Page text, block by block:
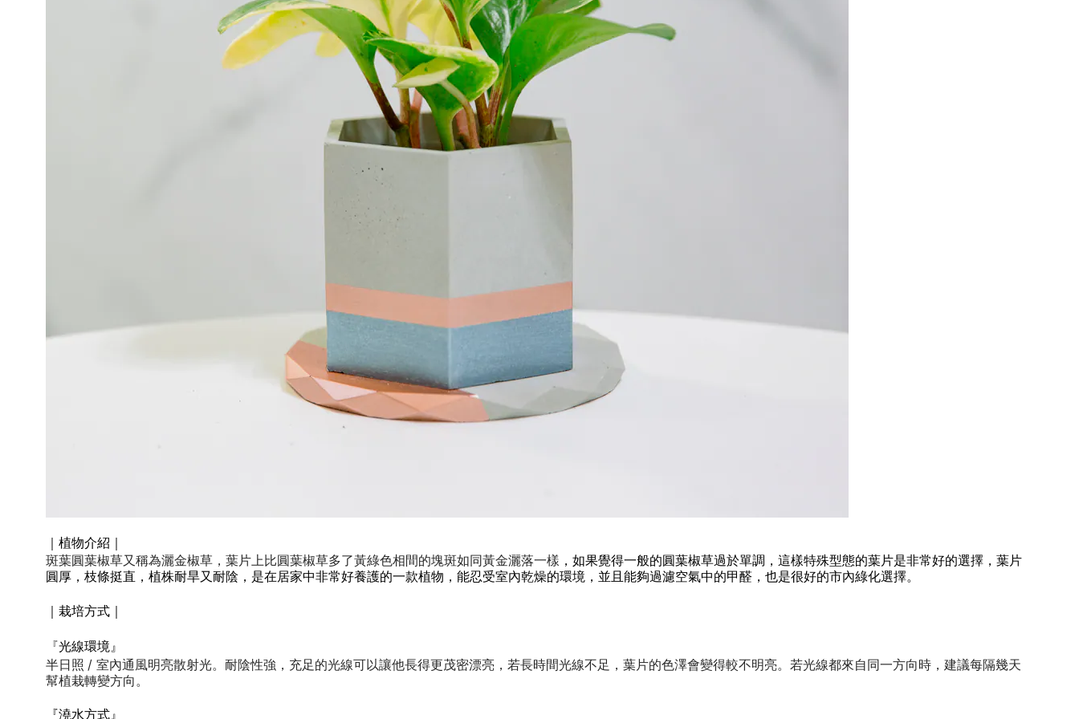
｜植物介紹｜
斑葉圓葉椒草又稱為灑金椒草，葉片上比圓葉椒草多了黃綠色相間的塊斑如同黃金灑落一樣 ，如果覺得一般的圓葉椒草過於單調，這樣特殊型態的葉片是非常好的選擇，葉片
圓厚，枝條挺直，植株耐旱又耐陰，是在居家中非常好養護的一款植物，能忍受室內乾燥的環境，並且能夠過濾空氣中的甲醛，也是很好的市內綠化選擇。
｜栽培方式｜
『光線環境』
半日照 / 室內通風明亮散射光。耐陰性強， 充足的光線可以讓他長得更茂密漂亮，若長時間光線不足，葉片的色澤會變得較不明亮。若光線都來自同一方向時，建議每隔幾天
幫植栽轉變方向。
『澆水方式』